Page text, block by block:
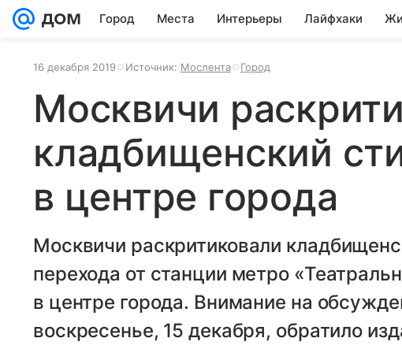
Город Места Интерьеры Лайфхаки
16 декабря 2019 Источник: Мослента Город
Москвичи
кладбищенский
в центре города
Москвичи раскритиковали
перехода от станции метро
в центре города. Внимание на
воскресенье, 15 декабря, обратило